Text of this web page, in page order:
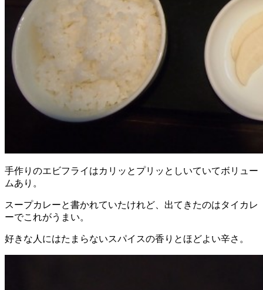
手作りのエビフライはカリッとプリッとしいていてボリュー
ムあり。
スープカレーと書かれていたけれど、出てきたのはタイカレ
ーでこれがうまい。
好きな人にはたまらないスパイスの香りとほどよい辛さ。